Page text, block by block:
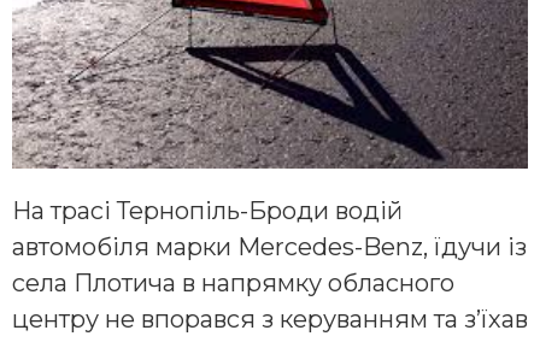
На трасі Тернопіль-Броди водій
автомобіля марки Mercedes-Benz, їдучи із
села Плотича в напрямку обласного
центру не впорався з керуванням та з’їхав